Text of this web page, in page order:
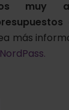
muy
más